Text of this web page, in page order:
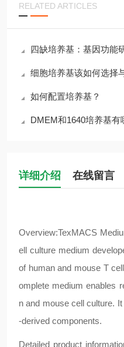
RELATED ARTICLES
四缺培养基：基因功能
细胞培养基该如何选择
如何配置培养基？
DMEM和1640培养基有
详细介绍 在线留言
Overview:TexMACS
ell culture medium
of human and mouse T
omplete medium enables
n and mouse cell culture.
-derived components.
Detailed product